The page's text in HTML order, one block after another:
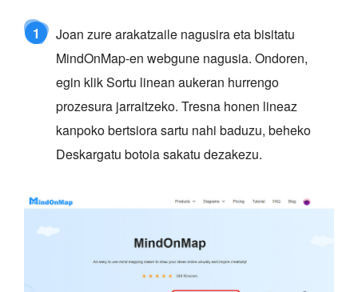
1
Joan zure arakatzaile nagusira eta bisitatu
MindOnMap-en webgune nagusia. Ondoren,
egin klik Sortu linean aukeran hurrengo
prozesura jarraitzeko. Tresna honen lineaz
kanpoko bertsiora sartu nahi baduzu, beheko
Deskargatu botoia sakatu dezakezu.